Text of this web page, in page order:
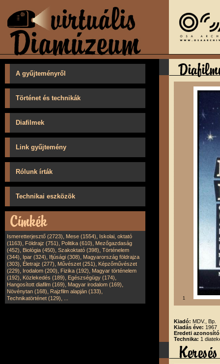
A gyűjteményről
Történet és technikák
Diafilmek
Link gyűjtemény
Rólunk írták
Technikai eszközök
Ismeretterjesztő (2723), Mese (1554), Iskolai, oktató
(1163), Földrajz (751), Politika (610), Mezőgazdaság
(452), Biológia (450), Szakoktató (398), Történelem
(344), Ipar (324), Ifjúsági (308), Magyarország földrajza
(303), Életrajz (277), Művészet (251), Képzőművészet
(229), Irodalom (200), Fizika (192), Magyar történelem
(192), Közlekedés (189), Egészségügy (174),
Hangosított diafilm (169), Magyar irodalom (169),
Növénytan (168), Rajzfilm alapján (133),
Technikatörténet (129), 1
Kiadó: MDV., Bp.
Kiadás éve: 1967
Eredeti
Technika: 1